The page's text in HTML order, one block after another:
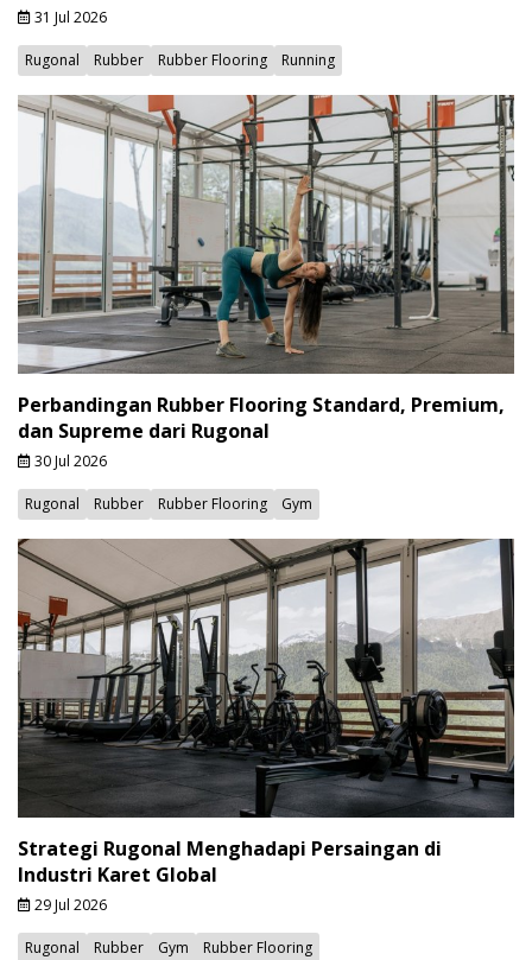
31 Jul 2026
Rugonal Rubber Rubber Flooring Running
Perbandingan Rubber Flooring Standard, Premium,
dan Supreme dari Rugonal
30 Jul 2026
Rugonal Rubber Rubber Flooring Gym
Strategi Rugonal Menghadapi Persaingan di
Industri Karet Global
29 Jul 2026
Rugonal Rubber Gym Rubber Flooring